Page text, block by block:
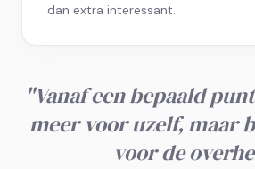
dan extra interessant.
"Vanaf een bepaald
meer voor uzelf, maar
voor de